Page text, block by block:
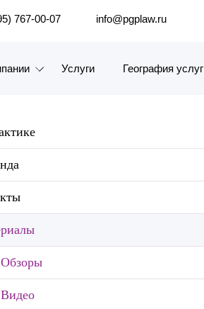
ПО САЙТУ
767-00-07 info@pgplaw.ru
услуг
Награды, Цифры
компании
Услуги География услуг
Обзоры
Видео